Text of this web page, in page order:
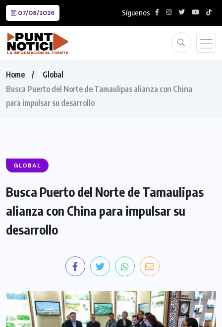
07/08/2026 Síguenos
Home
Global
Busca Puerto del Norte de Tamaulipas alianza con China
para impulsar su desarrollo
GLOBAL
Busca Puerto del Norte de Tamaulipas
alianza con China para impulsar su
desarrollo